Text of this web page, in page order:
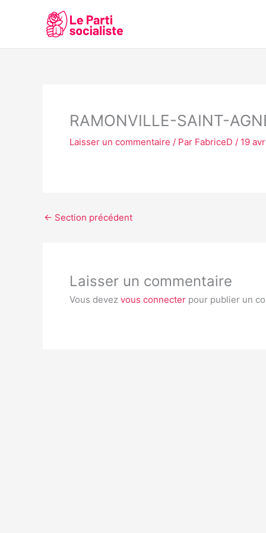
RAMONVILLE-SAINT-
Laisser un commentaire / Par FabriceD / 19
← Section précédent
Laisser un commentaire
Vous devez vous connecter pour publier un